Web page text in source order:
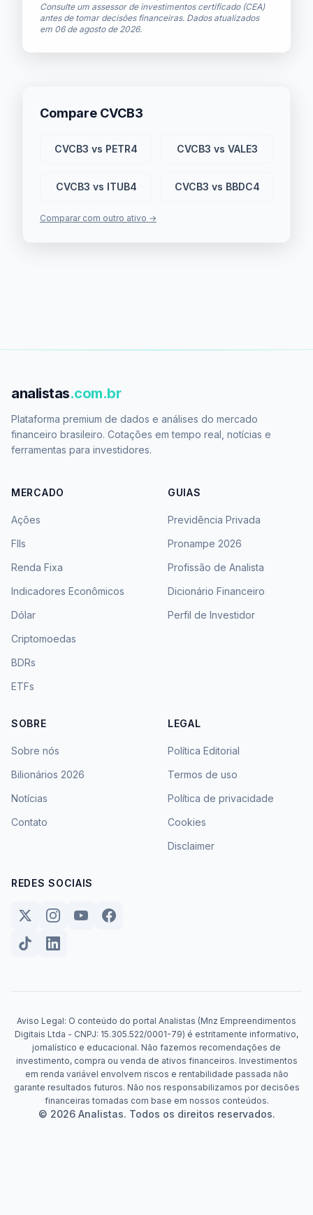
Consulte um assessor de investimentos certificado (CEA)
antes de tomar decisões financeiras. Dados atualizados
em 06 de agosto de 2026.
Compare CVCB3
CVCB3 vs PETR4 CVCB3 vs VALE3
CVCB3 vs ITUB4 CVCB3 vs BBDC4
Comparar com outro ativo →
analistas.com.br
Plataforma premium de dados e análises do mercado
financeiro brasileiro. Cotações em tempo real, notícias e
ferramentas para investidores.
MERCADO
Ações
FIIs
Renda Fixa
Indicadores Econômicos
Dólar
Criptomoedas
BDRs
ETFs
GUIAS
Previdência Privada
Pronampe 2026
Profissão de Analista
Dicionário Financeiro
Perfil de Investidor
SOBRE
Sobre nós
Bilionários 2026
Notícias
Contato
LEGAL
Política Editorial
Termos de uso
Política de privacidade
Cookies
Disclaimer
REDES SOCIAIS
Aviso Legal: O conteúdo do portal Analistas (Mnz Empreendimentos
Digitais Ltda - CNPJ: 15.305.522/0001-79) é estritamente informativo,
jornalístico e educacional. Não fazemos recomendações de
investimento, compra ou venda de ativos financeiros. Investimentos
em renda variável envolvem riscos e rentabilidade passada não
garante resultados futuros. Não nos responsabilizamos por decisões
financeiras tomadas com base em nossos conteúdos.
© 2026 Analistas. Todos os direitos reservados.